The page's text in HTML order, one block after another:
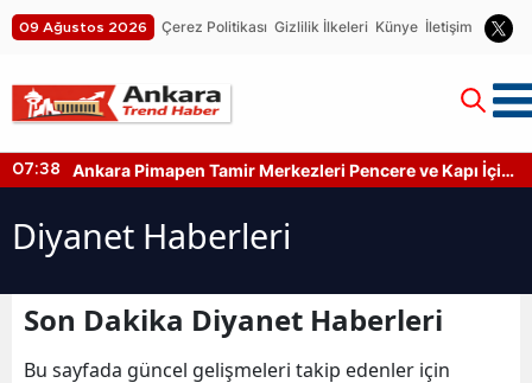
09 Ağustos 2026 Çerez Politikası Gizlilik İlkeleri Künye İletişim
07:38
Ankara Pimapen Tamir Merkezleri Pencere ve Kapı İçin
Diyanet Haberleri
Son Dakika Diyanet Haberleri
Bu sayfada güncel gelişmeleri takip edenler için